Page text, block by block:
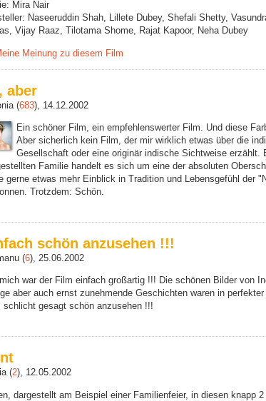
Mira Nair
Naseeruddin Shah, Lillete Dubey, Shefali Shetty,
Vijay Raaz, Tilotama Shome, Rajat Kapoor, Neha Dubey
Meinung zu diesem Film
aber
(683), 14.12.2002
Ein schöner Film, ein empfehlenswerter Film. Und diese
Aber sicherlich kein Film, der mir wirklich etwas über die
Gesellschaft oder eine originär indische Sichtweise erzählt.
Familie handelt es sich um eine der absoluten
gerne etwas mehr Einblick in Tradition und Lebensgefühl der
Trotzdem: Schön.
schön anzusehen !!!
(6), 25.06.2002
war der Film einfach großartig !!! Die schönen Bilder von
aber auch ernst zunehmende Geschichten waren in
schlicht gesagt schön anzusehen !!!
(2), 12.05.2002
dargestellt am Beispiel einer Familienfeier, in diesen knapp